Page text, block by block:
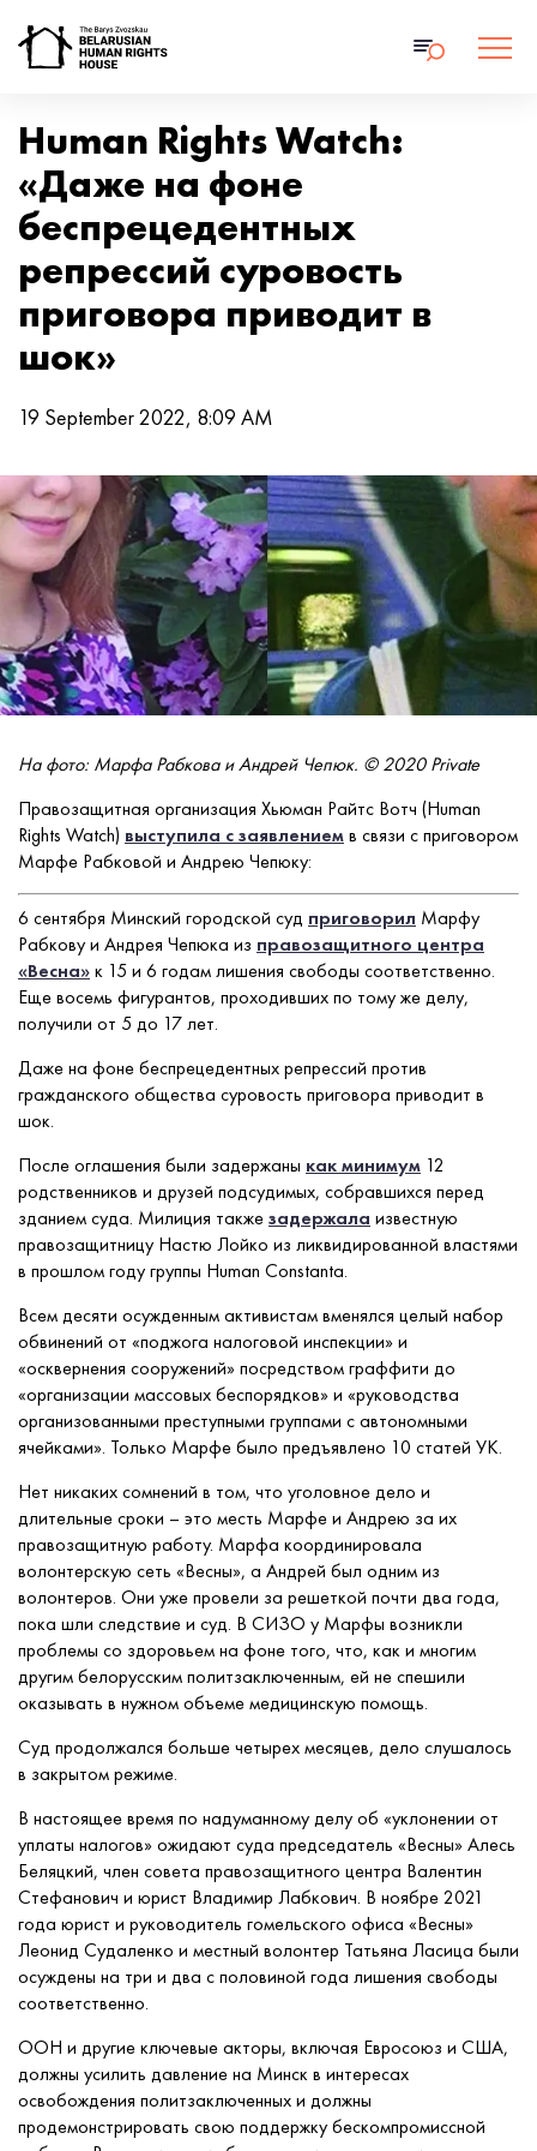
Human Rights Watch:
«Даже на фоне
беспрецедентных
репрессий суровость
приговора приводит в
шок»
19 September 2022, 8:09 AM
На фото: Марфа Рабкова и Андрей Чепюк. © 2020 Private
Правозащитная организация Хьюман Райтс Вотч (Human
Rights Watch) выступила с заявлениемв связи с приговором
Марфе Рабковой и Андрею Чепюку:
6 сентября Минский городской суд приговорил Марфу
Рабкову и Андрея Чепюка из правозащитного центра
«Весна»к 15 и 6 годам лишения свободы соответственно.
Еще восемь фигурантов, проходивших по тому же делу,
получили от 5 до 17 лет.
Даже на фоне беспрецедентных репрессий против
гражданского общества суровость приговора приводит в
шок.
После оглашения были задержаны как минимум 12
родственников и друзей подсудимых, собравшихся перед
зданием суда. Милиция такжезадержала известную
правозащитницу Настю Лойко из ликвидированной властями
в прошлом году группы Human Constanta.
Всем десяти осужденным активистам вменялся целый набор
обвинений от «поджога налоговой инспекции» и
«осквернения сооружений» посредством граффити до
«организации массовых беспорядков» и «руководства
организованными преступными группами с автономными
ячейками». Только Марфе было предъявлено 10 статей УК.
Нет никаких сомнений в том, что уголовное дело и
длительные сроки – это месть Марфе и Андрею за их
правозащитную работу. Марфа координировала
волонтерскую сеть «Весны», а Андрей был одним из
волонтеров. Они уже провели за решеткой почти два года,
пока шли следствие и суд. В СИЗО у Марфы возникли
проблемы со здоровьем на фоне того, что, как и многим
другим белорусским политзаключенным, ей не спешили
оказывать в нужном объеме медицинскую помощь.
Суд продолжался больше четырех месяцев, дело слушалось
в закрытом режиме.
В настоящее время по надуманному делу об «уклонении от
уплаты налогов» ожидают суда председатель «Весны» Алесь
Беляцкий, член совета правозащитного центра Валентин
Стефанович и юрист Владимир Лабкович. В ноябре 2021
года юрист и руководитель гомельского офиса «Весны»
Леонид Судаленко и местный волонтер Татьяна Ласица были
осуждены на три и два с половиной года лишения свободы
соответственно.
ООН и другие ключевые акторы, включая Евросоюз и США,
должны усилить давление на Минск в интересах
освобождения политзаключенных и должны
продемонстрировать свою поддержку бескомпромиссной